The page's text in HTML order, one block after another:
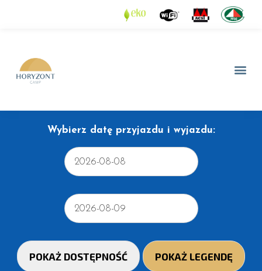
Wybierz datę przyjazdu i wyjazdu: